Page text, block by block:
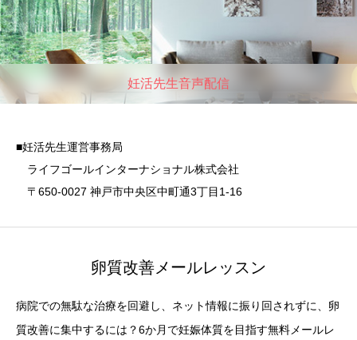
妊活先生音声配信
■妊活先生運営事務局
ライフゴールインターナショナル株式会社
〒650-0027 神戸市中央区中町通3丁目1-16
卵質改善メールレッスン
病院での無駄な治療を回避し、ネット情報に振り回されずに、卵
質改善に集中するには？6か月で妊娠体質を目指す無料メールレ